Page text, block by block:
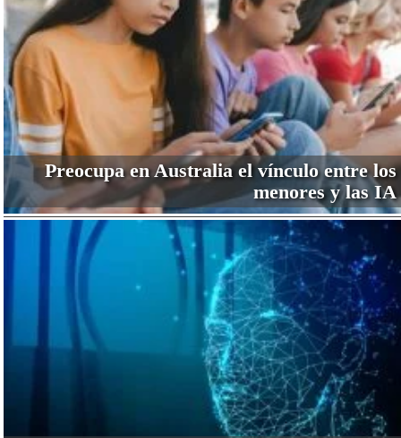
Preocupa en Australia el vínculo entre los
menores y las IA